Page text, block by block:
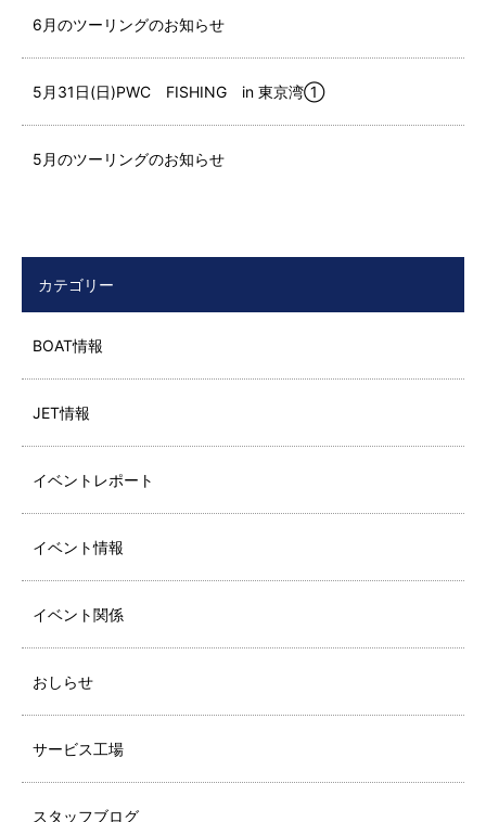
6月のツーリングのお知らせ
5月31日(日)PWC FISHING in 東京湾①
5月のツーリングのお知らせ
カテゴリー
BOAT情報
JET情報
イベントレポート
イベント情報
イベント関係
おしらせ
サービス工場
スタッフブログ